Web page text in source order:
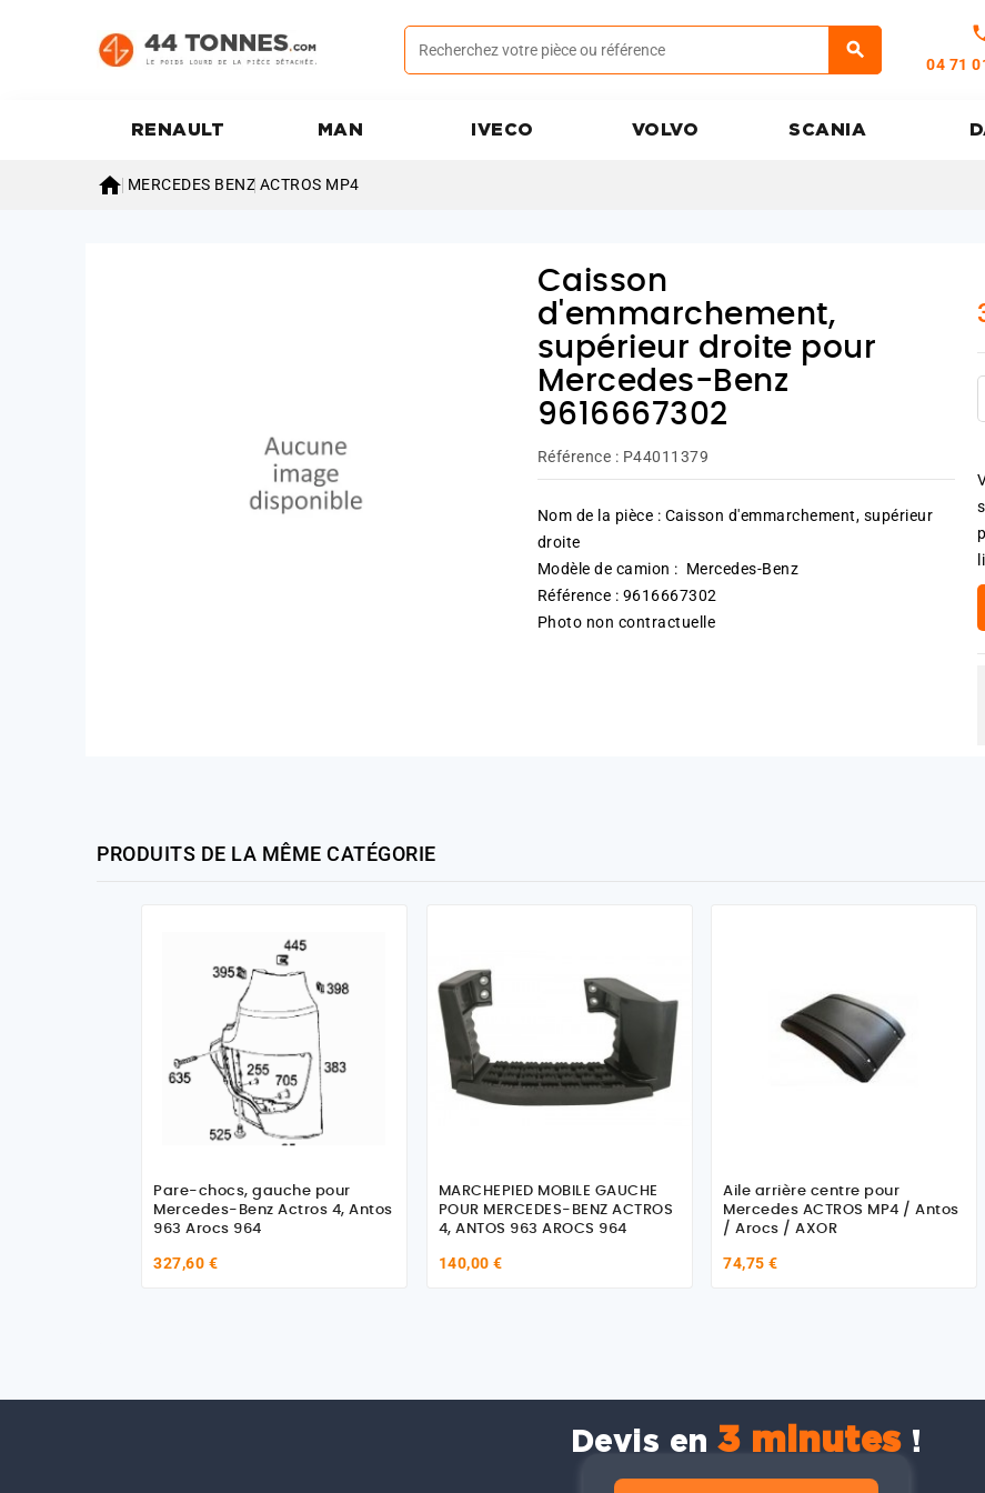
04 71
RENAULT MAN IVECO VOLVO SCANIA
 MERCEDES BENZ ACTROS MP4
Caisson
d'emmarchement,
supérieur droite pour
Mercedes-Benz
9616667302
Référence : P44011379
Nom de la pièce : Caisson d'emmarchement, supérieur
droite
Modèle de camion : Mercedes-Benz
Référence : 9616667302
Photo non contractuelle
PRODUITS DE LA MÊME CATÉGORIE
Pare-chocs, gauche pour
Mercedes-Benz Actros 4, Antos
963 Arocs 964
327,60 €
MARCHEPIED MOBILE GAUCHE
POUR MERCEDES-BENZ ACTROS
4, ANTOS 963 AROCS 964
140,00 €
Aile arrière centre pour
Mercedes ACTROS MP4 / Antos
/ Arocs / AXOR
74,75 €
Devis en 3 minutes!